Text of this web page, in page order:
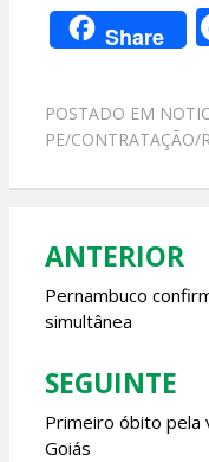
Share
POSTADO EM
PE/CONTRATAÇÃO/
Navegação
de
Post
ANTERIOR
Pernambuco
simultânea
SEGUINTE
Primeiro óbito pela
Goiás